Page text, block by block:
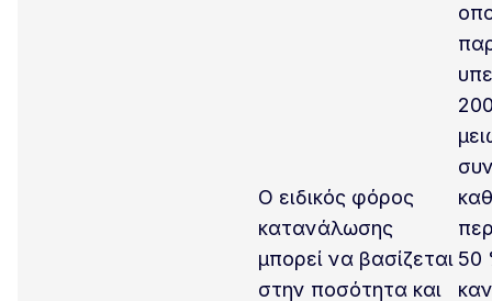
Ο ειδικός φόρος
κατανάλωσης
μπορεί να βασίζεται
στην ποσότητα και
50